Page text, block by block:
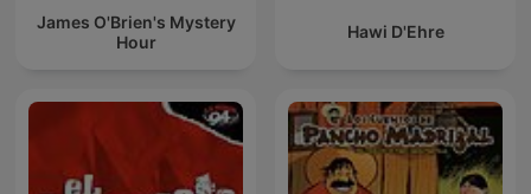
James O'Brien's Mystery
Hour
Hawi D'Ehre